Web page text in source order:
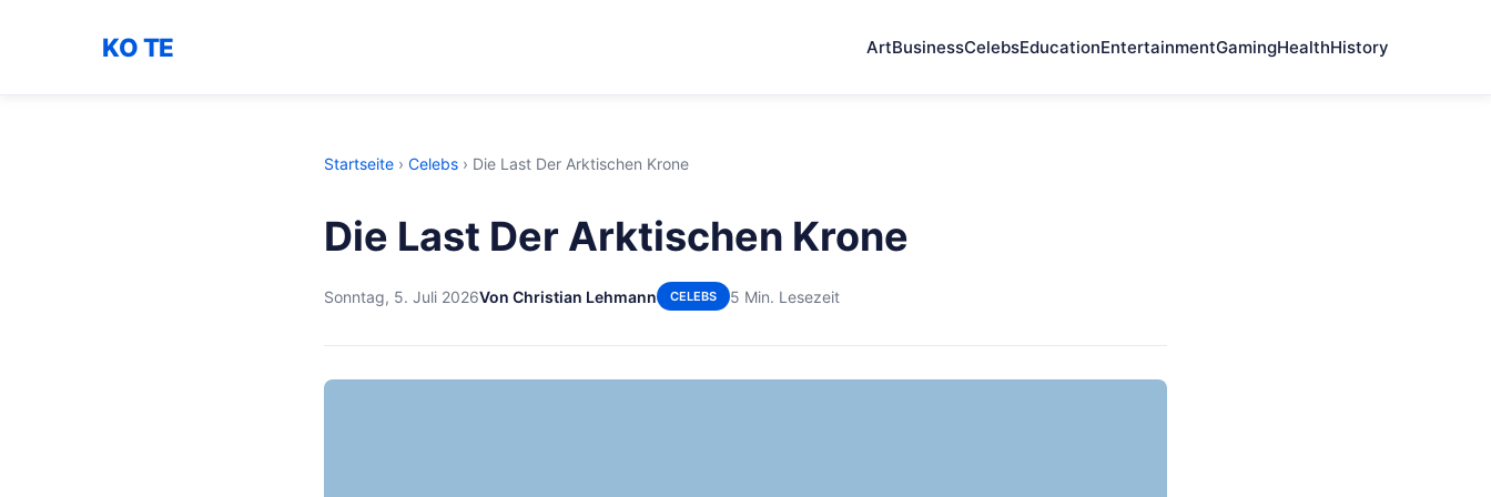
KO TE ArtBusinessCelebsEducationEntertainmentGamingHealthHistory
Startseite › Celebs › Die Last Der Arktischen Krone
Die Last Der Arktischen Krone
Sonntag, 5. Juli 2026Von Christian Lehmann CELEBS 5 Min. Lesezeit